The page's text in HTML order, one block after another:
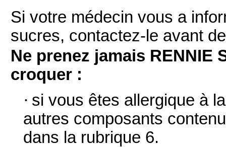
Si votre médecin vous a
sucres, contactez-le avant
Ne prenez jamais RENNIE
croquer :
· si vous êtes allergique à
autres composants
dans la rubrique 6.